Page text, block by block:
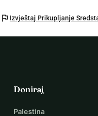
flag Izvještaj Prikupljanje
Doniraj
Palestina